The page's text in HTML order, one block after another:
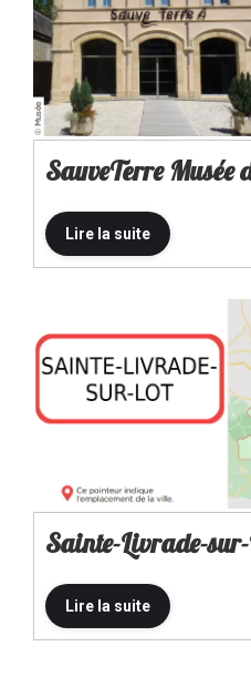
SauveTerre Musée
Sainte-Livrade-